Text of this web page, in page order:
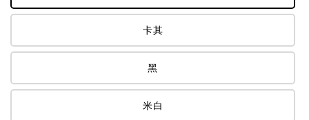
卡其
黑
米白